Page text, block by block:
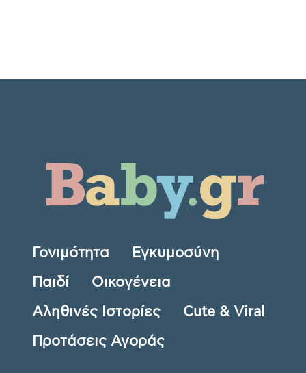
Γονιμότητα Εγκυμοσύνη
Παιδί Οικογένεια
Αληθινές Ιστορίες Cute & Viral
Προτάσεις Αγοράς